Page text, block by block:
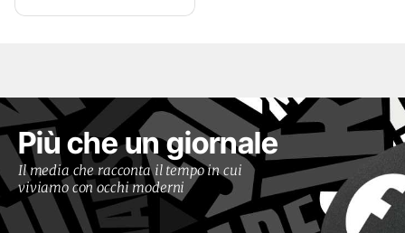
Più che un giornale
Il media che racconta il tempo in cui
viviamo con occhi moderni